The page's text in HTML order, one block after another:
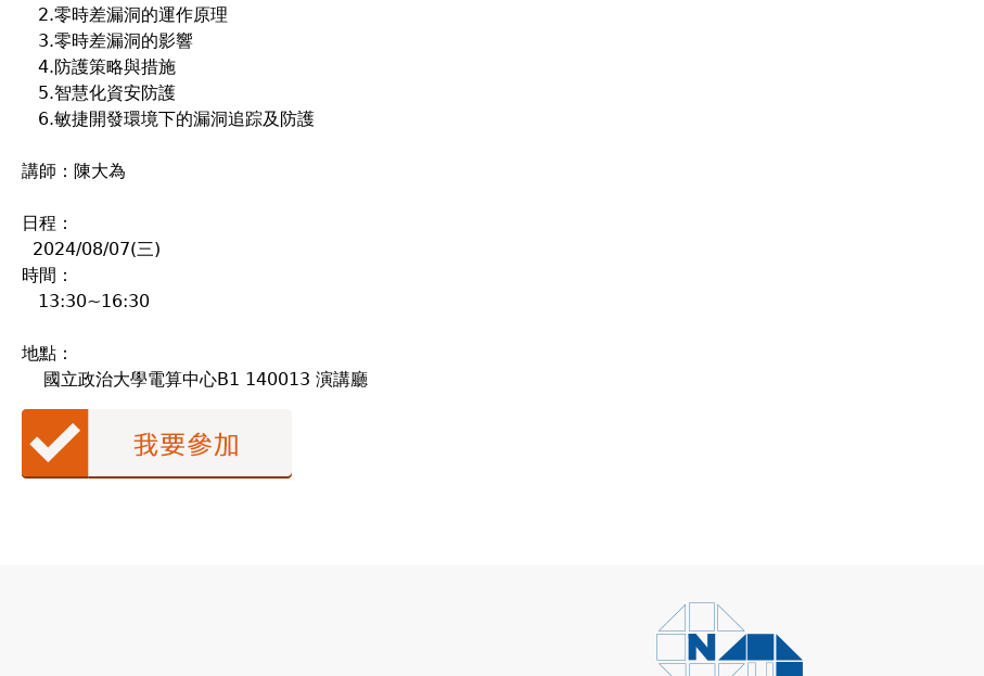
2.零時差漏洞的運作原理
3.零時差漏洞的影響
4.防護策略與措施
5.智慧化資安防護
6.敏捷開發環境下的漏洞追踪及防護
講師：陳大為
日程：
2024/08/07(三)
時間：
13:30~16:30
地點：
國立政治大學電算中心B1 140013 演講廳